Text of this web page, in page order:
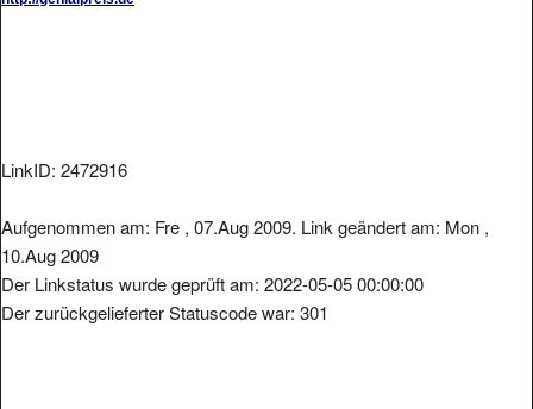
LinkID: 2472916
Aufgenommen am: Fre , 07.Aug 2009. Link geändert am: Mon ,
10.Aug 2009
Der Linkstatus wurde geprüft am: 2022-05-05 00:00:00
Der zurückgelieferter Statuscode war: 301